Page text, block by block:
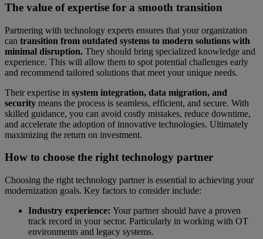
The value of expertise for a smooth transition
Partnering with technology experts ensures that your organization
can transition from outdated systems to modern solutions with
minimal disruption. They should bring specialized knowledge and
experience. This will allow them to spot potential challenges early
and recommend tailored solutions that meet your unique needs.
Their expertise in system integration, data migration, and
security means the process is seamless, efficient, and secure. With
skilled guidance, you can avoid costly mistakes, reduce downtime,
and accelerate the adoption of innovative technologies. Ultimately
maximizing the return on investment.
How to choose the right technology partner
Choosing the right technology partner is essential to achieving your
modernization goals. Key factors to consider include:
Industry experience: Your partner should have a proven
track record in your sector. Particularly in working with OT
environments and legacy systems.